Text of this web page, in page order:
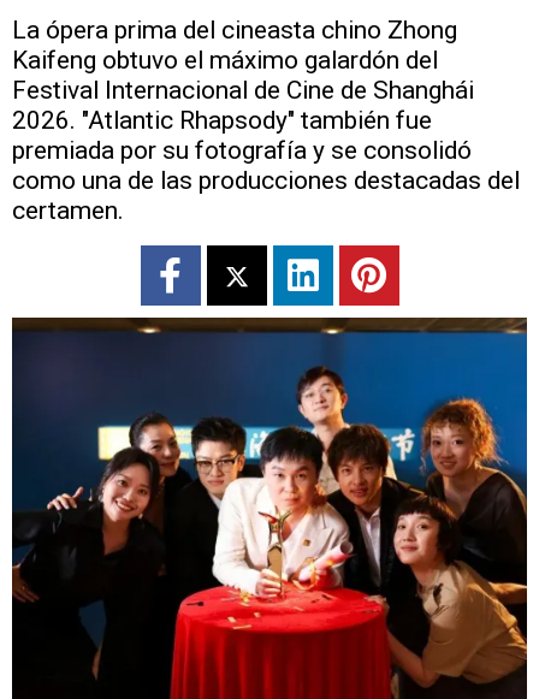
La ópera prima del cineasta chino Zhong
Kaifeng obtuvo el máximo galardón del
Festival Internacional de Cine de Shanghái
2026. "Atlantic Rhapsody" también fue
premiada por su fotografía y se consolidó
como una de las producciones destacadas del
certamen.